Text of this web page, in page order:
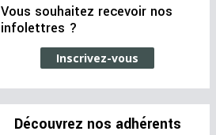
Vous souhaitez recevoir nos
infolettres ?
Inscrivez-vous
Découvrez nos adhérents